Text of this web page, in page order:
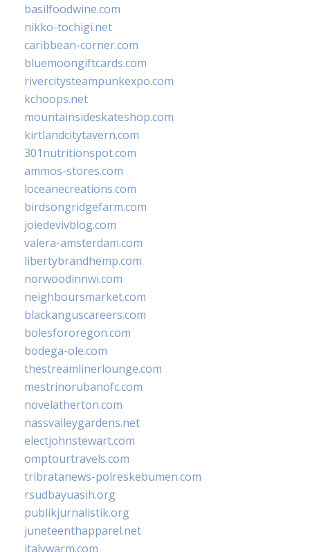
basilfoodwine.com
nikko-tochigi.net
caribbean-corner.com
bluemoongiftcards.com
rivercitysteampunkexpo.com
kchoops.net
mountainsideskateshop.com
kirtlandcitytavern.com
301nutritionspot.com
ammos-stores.com
loceanecreations.com
birdsongridgefarm.com
joiedevivblog.com
valera-amsterdam.com
libertybrandhemp.com
norwoodinnwi.com
neighboursmarket.com
blackanguscareers.com
bolesfororegon.com
bodega-ole.com
thestreamlinerlounge.com
mestrinorubanofc.com
novelatherton.com
nassvalleygardens.net
electjohnstewart.com
omptourtravels.com
tribratanews-polreskebumen.com
rsudbayuasih.org
publikjurnalistik.org
juneteenthapparel.net
italywarm.com